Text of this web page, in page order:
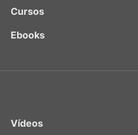
Cursos
Ebooks
Vídeos